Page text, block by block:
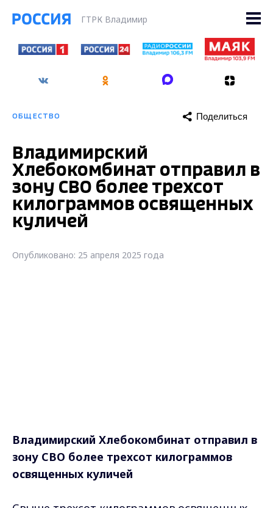
ГТРК Владимир
ОБЩЕСТВО Поделиться
Владимирский
Хлебокомбинат отправил в
зону СВО более трехсот
килограммов освященных
куличей
Опубликовано: 25 апреля 2025 года
Владимирский Хлебокомбинат отправил в
зону СВО более трехсот килограммов
освященных куличей